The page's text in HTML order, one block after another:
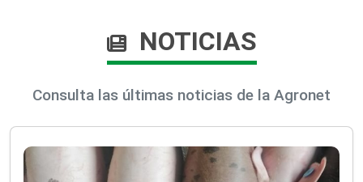
NOTICIAS
Consulta las últimas noticias de la Agronet